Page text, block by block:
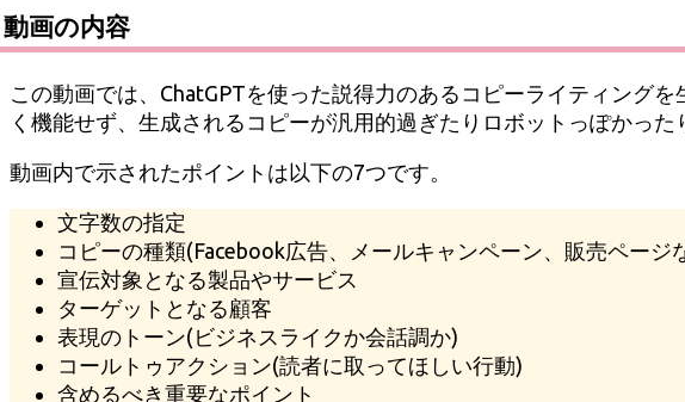
動画の内容
この動画では、ChatGPTを使った説得力のあるコピーライティング
く機能せず、生成されるコピーが汎用的過ぎたりロボットっぽかった
動画内で示されたポイントは以下の7つです。
文字数の指定
コピーの種類(Facebook広告、メールキャンペーン、販売ページ
宣伝対象となる製品やサービス
ターゲットとなる顧客
表現のトーン(ビジネスライクか会話調か)
コールトゥアクション(読者に取ってほしい行動)
含めるべき重要なポイント